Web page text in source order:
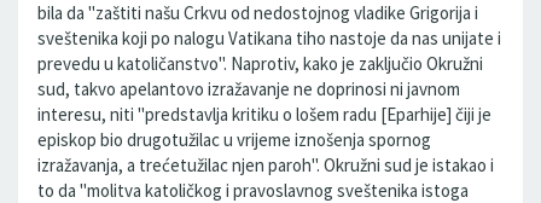
bila da "zaštiti našu Crkvu od nedostojnog vladike Grigorija i
sveštenika koji po nalogu Vatikana tiho nastoje da nas unijate i
prevedu u katoličanstvo". Naprotiv, kako je zaključio Okružni
sud, takvo apelantovo izražavanje ne doprinosi ni javnom
interesu, niti "predstavlja kritiku o lošem radu [Eparhije] čiji je
episkop bio drugotužilac u vrijeme iznošenja spornog
izražavanja, a trećetužilac njen paroh". Okružni sud je istakao i
to da "molitva katoličkog i pravoslavnog sveštenika istoga